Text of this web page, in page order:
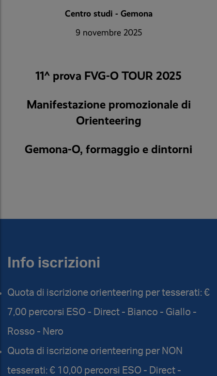
Centro studi - Gemona
9 novembre 2025
11^ prova FVG-O TOUR 2025
Manifestazione promozionale di
Orienteering
Gemona-O, formaggio e dintorni
Info iscrizioni
Quota di iscrizione orienteering per tesserati: €
7,00 percorsi ESO - Direct - Bianco - Giallo -
Rosso - Nero
Quota di iscrizione orienteering per NON
tesserati: € 10,00 percorsi ESO - Direct -